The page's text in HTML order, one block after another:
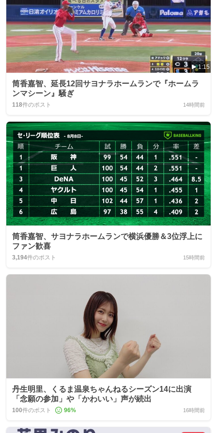
1:15
筒香嘉智、延長12回サヨナラホームランで『ホームラ
ンマシーン』騒ぎ
118件のポスト 14時間前
筒香嘉智、サヨナラホームランで横浜優勝＆3位浮上に
ファン歓喜
3,194件のポスト 15時間前
丹生明里、くるま温泉ちゃんねるシーズン14に出演
「念願の参加」や「かわいい」声が続出
100件のポスト 96% 16時間前